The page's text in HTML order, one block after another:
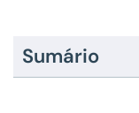
Sumário